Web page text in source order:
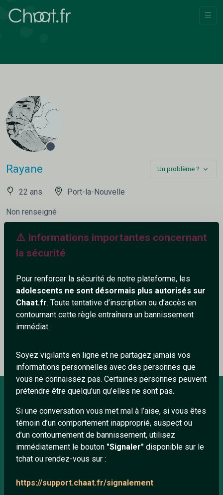
⚠️ Informations importantes concernant
la sécurité
Pour renforcer la sécurité de notre plateforme, les
adolescents ne sont désormais plus autorisés sur
Chaat.fr. Toute tentative d’inscription ou d’accès en
contournant cette règle entraînera un bannissement
immédiat.
Soyez vigilants en ligne et ne partagez jamais vos
informations personnelles avec des personnes que
vous ne connaissez pas. Certaines personnes peuvent
prétendre être quelqu’un qu’elles ne sont pas.
Si une conversation vous met mal à l’aise, si vous êtes
témoin d’un comportement inapproprié, suspect ou
d’un contournement de bannissement, utilisez
immédiatement le bouton "Signaler" disponible sur le
tchat ou rendez-vous sur :
https://support.chaat.fr/signalement
Rayane Un problème ?
22 ans Port-la-Nouvelle
Non renseigné
253+
Ajouter un commentaire (0) Tchatter
Le profil n'a pas encore de commentaire.
À PROPOS
Conditions générales
À propos
Mentions légales